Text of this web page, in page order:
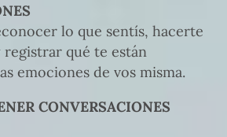
lo que sentís, hacerte
registrar qué te están
emociones de vos misma.
CONVERSACIONES